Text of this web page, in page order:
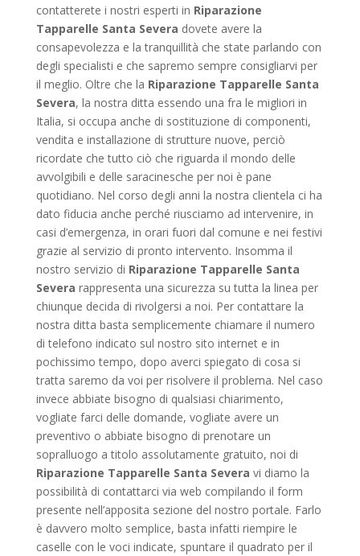
contatterete i nostri esperti in Riparazione
Tapparelle Santa Severa dovete avere la
consapevolezza e la tranquillità che state parlando con
degli specialisti e che sapremo sempre consigliarvi per
il meglio. Oltre che la Riparazione Tapparelle Santa
Severa, la nostra ditta essendo una fra le migliori in
Italia, si occupa anche di sostituzione di componenti,
vendita e installazione di strutture nuove, perciò
ricordate che tutto ciò che riguarda il mondo delle
avvolgibili e delle saracinesche per noi è pane
quotidiano. Nel corso degli anni la nostra clientela ci ha
dato fiducia anche perché riusciamo ad intervenire, in
casi d’emergenza, in orari fuori dal comune e nei festivi
grazie al servizio di pronto intervento. Insomma il
nostro servizio di Riparazione Tapparelle Santa
Severa rappresenta una sicurezza su tutta la linea per
chiunque decida di rivolgersi a noi. Per contattare la
nostra ditta basta semplicemente chiamare il numero
di telefono indicato sul nostro sito internet e in
pochissimo tempo, dopo averci spiegato di cosa si
tratta saremo da voi per risolvere il problema. Nel caso
invece abbiate bisogno di qualsiasi chiarimento,
vogliate farci delle domande, vogliate avere un
preventivo o abbiate bisogno di prenotare un
sopralluogo a titolo assolutamente gratuito, noi di
Riparazione Tapparelle Santa Severa vi diamo la
possibilità di contattarci via web compilando il form
presente nell’apposita sezione del nostro portale. Farlo
è davvero molto semplice, basta infatti riempire le
caselle con le voci indicate, spuntare il quadrato per il